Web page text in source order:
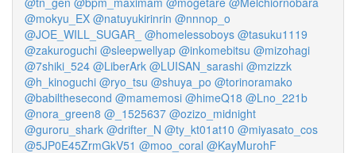
@mokyu_EX @natuyukirinrin @nnnop_o
@JOE_WILL_SUGAR_ @homelessoboys @tasuku1119
@zakuroguchi @sleepwellyap @inkomebitsu @mizohagi
@7shiki_524 @LiberArk @LUISAN_sarashi @mzizzk
@h_kinoguchi @ryo_tsu @shuya_po @torinoramako
@babilthesecond @mamemosi @himeQ18 @Lno_221b
@nora_green8 @_1525637 @ozizo_midnight
@guroru_shark @drifter_N @ty_kt01at10 @miyasato_cos
@5JP0E45ZrmGkV51 @moo_coral @KayMurohF